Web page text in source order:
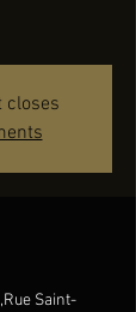
closes
Saint-